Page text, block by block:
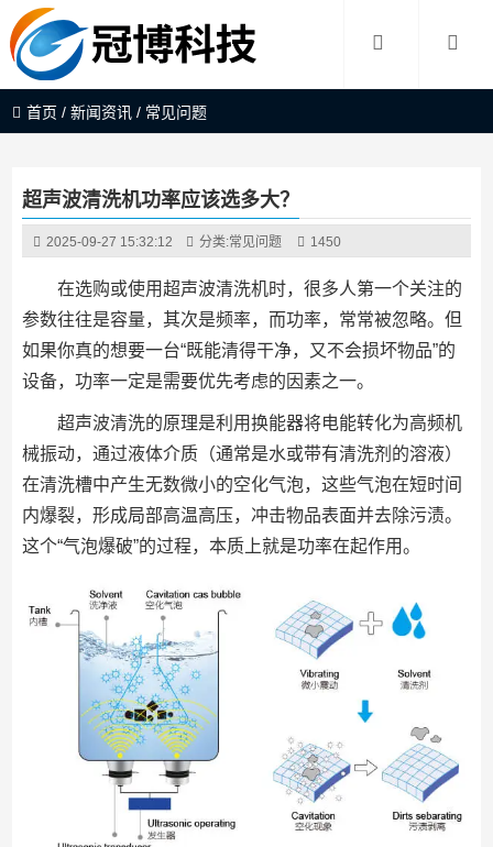
首页 /新闻资讯 / 常见问题
超声波清洗机功率应该选多大？
2025-09-27 15:32:12 分类:常见问题 1450
在选购或使用超声波清洗机时，很多人第一个关注的
参数往往是容量，其次是频率，而功率，常常被忽略。但
如果你真的想要一台“既能清得干净，又不会损坏物品”的
设备，功率一定是需要优先考虑的因素之一。
超声波清洗的原理是利用换能器将电能转化为高频机
械振动，通过液体介质（通常是水或带有清洗剂的溶液）
在清洗槽中产生无数微小的空化气泡，这些气泡在短时间
内爆裂，形成局部高温高压，冲击物品表面并去除污渍。
这个“气泡爆破”的过程，本质上就是功率在起作用。